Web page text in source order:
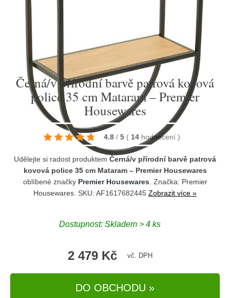
Černá/v přírodní barvě patrová kovová
police 35 cm Mataram – Premier
Housewares
4.8 / 5 ( 14 hodnocení )
Udělejte si radost produktem Černá/v přírodní barvě patrová
kovová police 35 cm Mataram – Premier Housewares
oblíbené značky Premier Housewares . Značka: Premier
Housewares . SKU: AF1617682445 Zobrazit více »
Dostupnost: Skladem > 4 ks
2 479 Kč vč. DPH
DO OBCHODU »